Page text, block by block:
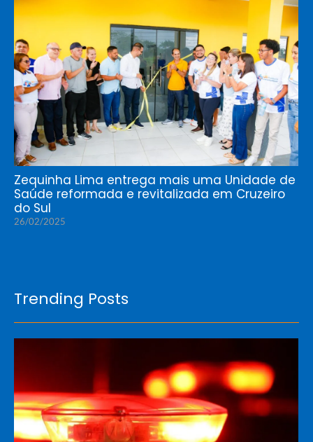
Zequinha Lima entrega mais uma Unidade de
Saúde reformada e revitalizada em Cruzeiro
do Sul
26/02/2025
Trending Posts